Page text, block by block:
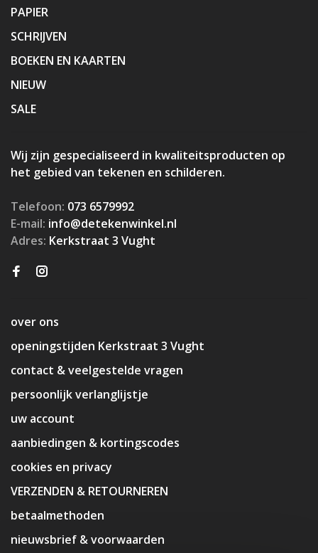
PAPIER
SCHRIJVEN
BOEKEN EN KAARTEN
NIEUW
SALE
Wij zijn gespecialiseerd in kwaliteitsproducten op
het gebied van tekenen en schilderen.
Telefoon: 073 6579992
E-mail: info@detekenwinkel.nl
Adres: Kerkstraat 3 Vught
over ons
openingstijden Kerkstraat 3 Vught
contact & veelgestelde vragen
persoonlijk verlanglijstje
uw account
aanbiedingen & kortingscodes
cookies en privacy
VERZENDEN & RETOURNEREN
betaalmethoden
nieuwsbrief & voorwaarden